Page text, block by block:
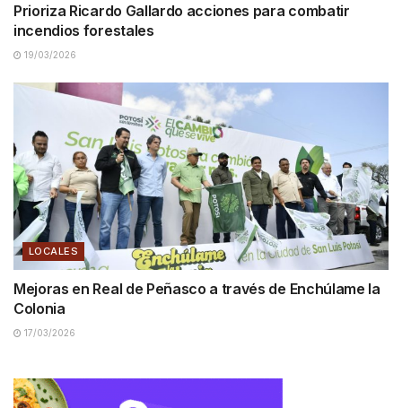
Prioriza Ricardo Gallardo acciones para combatir
incendios forestales
19/03/2026
LOCALES
Mejoras en Real de Peñasco a través de Enchúlame la
Colonia
17/03/2026